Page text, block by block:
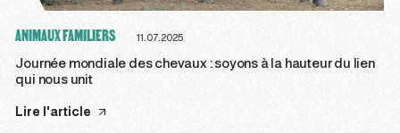
ANIMAUX FAMILIERS 11.07.2025
Journée mondiale des chevaux : soyons à la hauteur du lien
qui nous unit
Lire l'article